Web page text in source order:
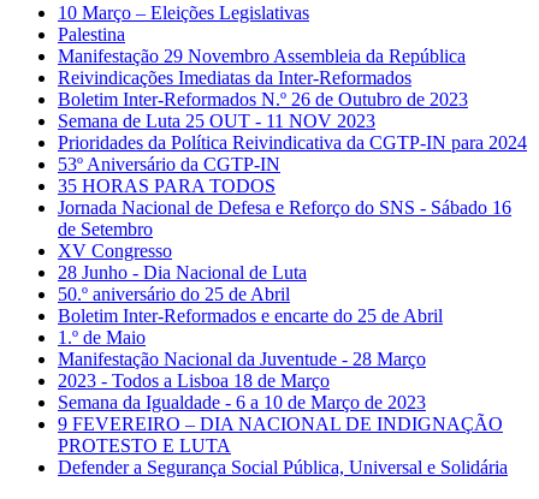
10 Março – Eleições Legislativas
Palestina
Manifestação 29 Novembro Assembleia da República
Reivindicações Imediatas da Inter-Reformados
Boletim Inter-Reformados N.º 26 de Outubro de 2023
Semana de Luta 25 OUT - 11 NOV 2023
Prioridades da Política Reivindicativa da CGTP-IN para 2024
53º Aniversário da CGTP-IN
35 HORAS PARA TODOS
Jornada Nacional de Defesa e Reforço do SNS - Sábado 16
de Setembro
XV Congresso
28 Junho - Dia Nacional de Luta
50.º aniversário do 25 de Abril
Boletim Inter-Reformados e encarte do 25 de Abril
1.º de Maio
Manifestação Nacional da Juventude - 28 Março
2023 - Todos a Lisboa 18 de Março
Semana da Igualdade - 6 a 10 de Março de 2023
9 FEVEREIRO – DIA NACIONAL DE INDIGNAÇÃO
PROTESTO E LUTA
Defender a Segurança Social Pública, Universal e Solidária